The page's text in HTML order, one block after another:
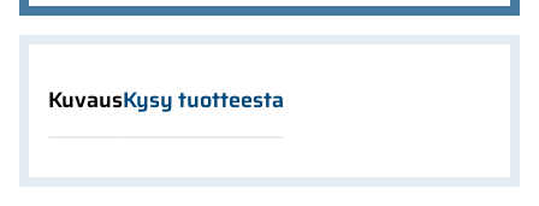
KuvausKysy tuotteesta